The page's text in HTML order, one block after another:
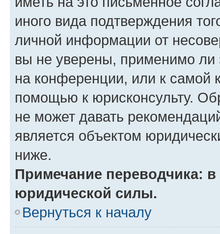
иного вида подтверждения
личной информации от
вы не уверены, применимо ли
на конференции, или к самой
помощью к юрисконсульту.
не может давать
является объектом
ниже.
Примечание переводчика:
юридической силы.
Вернуться к началу